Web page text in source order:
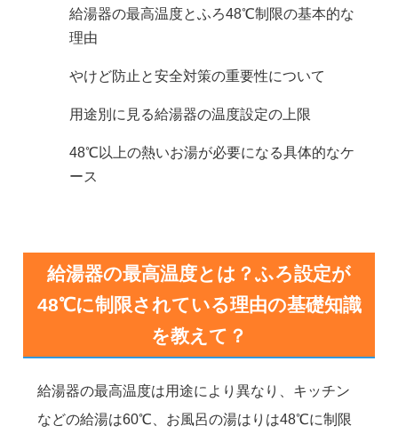
給湯器の最高温度とふろ48℃制限の基本的な
理由
やけど防止と安全対策の重要性について
用途別に見る給湯器の温度設定の上限
48℃以上の熱いお湯が必要になる具体的なケ
ース
給湯器の最高温度とは？ふろ設定が
48℃に制限されている理由の基礎知識
を教えて？
給湯器の最高温度は用途により異なり、キッチン
などの給湯は60℃、お風呂の湯はりは48℃に制限